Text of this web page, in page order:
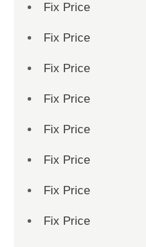
Fix Price
Fix Price
Fix Price
Fix Price
Fix Price
Fix Price
Fix Price
Fix Price